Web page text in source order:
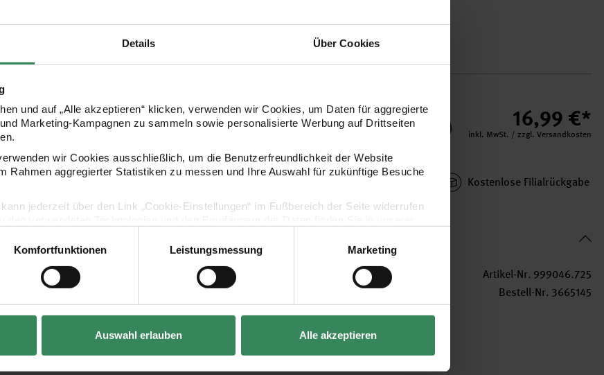
Details Über Cookies
und auf „Alle akzeptieren“ klicken, verwenden wir Cookies, um Daten für aggregierte
Marketing-Kampagnen zu sammeln sowie personalisierte Werbung auf Drittseiten
wir Cookies ausschließlich, um die Benutzerfreundlichkeit der Website
Rahmen aggregierter Statistiken zu messen und Ihre Auswahl für zukünftige Besuche
jederzeit über den Link „Cookie-Einstellungen“ im Fußbereich der Seite widerrufen
widerrufen
Komfortfunktionen Leistungsmessung Marketing
Auswahl erlauben Alle akzeptieren
16,99 €*
inkl. MwSt. / zzgl. Versandkosten
In den Warenkorb
Kauf auf Rechnung Kosten­lose Filial­rückgabe
Produktinformation
Anfänger
Pflegehinweise
Mehr Informationen zu Pflegehinweisen
Artikel-Nr. 999046.725
Bestell-Nr. 3665145